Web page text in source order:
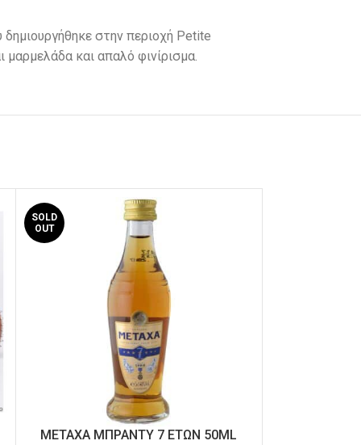
στην περιοχή Petite
και απαλό φινίρισμα.
SOLD
OUT
ΜΕΤΑΧΑ ΜΠΡΑΝΤΥ 7 ΕΤΩΝ 50ML